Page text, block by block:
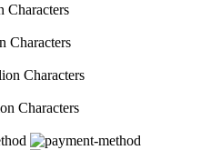
Characters
Characters
Characters
Characters